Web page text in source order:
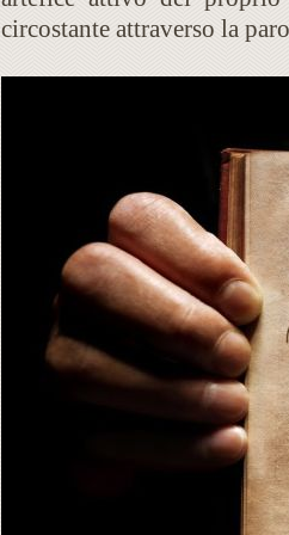
circostante attraverso la